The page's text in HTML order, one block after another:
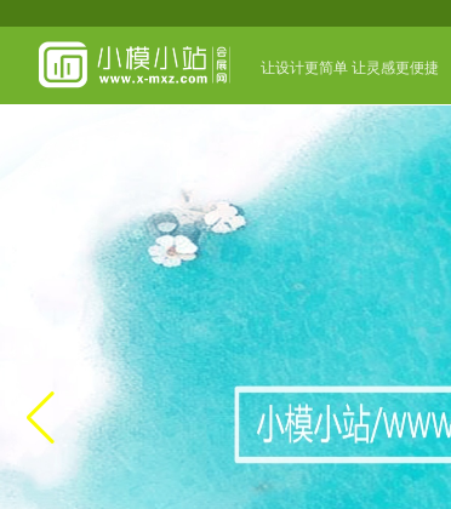
让设计更简单 让灵感更便捷